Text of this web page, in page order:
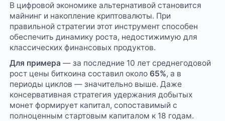
В цифровой экономике альтернативой становится
майнинг и накопление криптовалюты. При
правильной стратегии этот инструмент способен
обеспечить динамику роста, недостижимую для
классических финансовых продуктов.
Для примера — за последние 10 лет среднегодовой
рост цены биткоина составил около65%, а в
периоды циклов — значительно выше. Даже
консервативная стратегия удержания добытых
монет формирует капитал, сопоставимый с
полноценным стартовым капиталом к 18 годам.